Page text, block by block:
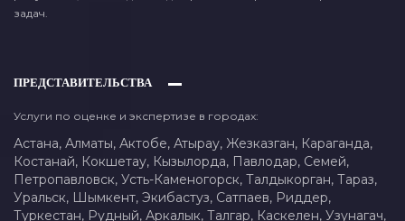
задач.
ПРЕДСТАВИТЕЛЬСТВА
Услуги по оценке и экспертизе в городах:
Астана, Алматы, Актобе, Атырау, Жезказган, Караганда,
Костанай, Кокшетау, Кызылорда, Павлодар, Семей,
Петропавловск, Усть-Каменогорск, Талдыкорган, Тараз,
Уральск, Шымкент, Экибастуз, Сатпаев, Риддер,
Туркестан, Рудный, Аркалык, Талгар, Каскелен, Узунагач,